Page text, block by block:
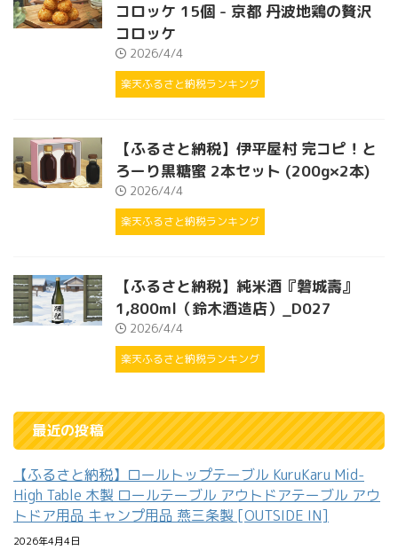
コロッケ 15個 - 京都 丹波地鶏の贅沢
コロッケ
2026/4/4
楽天ふるさと納税ランキング
【ふるさと納税】伊平屋村 完コピ！と
ろーり黒糖蜜 2本セット (200g×2本)
2026/4/4
楽天ふるさと納税ランキング
【ふるさと納税】純米酒『磐城壽』
1,800ml（鈴木酒造店）_D027
2026/4/4
楽天ふるさと納税ランキング
最近の投稿
【ふるさと納税】ロールトップテーブル KuruKaru Mid-
High Table 木製 ロールテーブル アウトドアテーブル アウ
トドア用品 キャンプ用品 燕三条製 [OUTSIDE IN]
2026年4月4日